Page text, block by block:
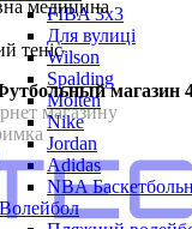
FIBA 3x3
Для вулиці
Wilson
Spalding
Molten
Nike
Jordan
Adidas
NBA
Волейбол
медицина
теніс
магазин
магазину